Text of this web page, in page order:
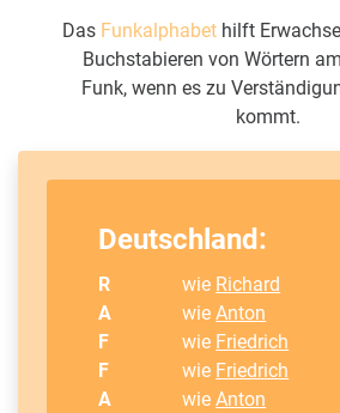
Das Funkalphabet hilft
Buchstabieren von Wörtern
Funk, wenn es zu
kommt.
Deutschland:
R wie Richard
A
wieAnton
F
wie Friedrich
F
wie Friedrich
A
wieAnton